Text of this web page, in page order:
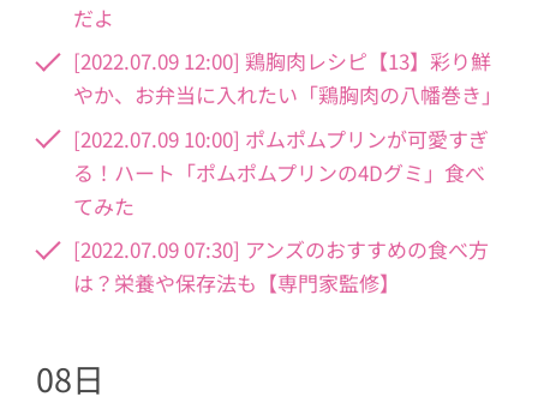
だよ
[2022.07.09 12:00] 鶏胸肉レシピ【13】彩り鮮
やか、お弁当に入れたい「鶏胸肉の八幡巻き」
[2022.07.09 10:00] ポムポムプリンが可愛すぎ
る！ハート「ポムポムプリンの4Dグミ」食べ
てみた
[2022.07.09 07:30] アンズのおすすめの食べ方
は？栄養や保存法も【専門家監修】
08日